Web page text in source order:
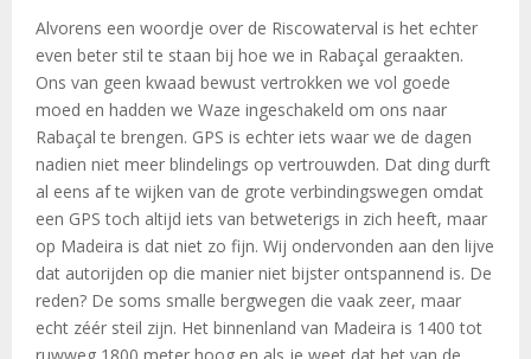
Alvorens een woordje over de Riscowaterval is het echter
even beter stil te staan bij hoe we in Rabaçal geraakten.
Ons van geen kwaad bewust vertrokken we vol goede
moed en hadden we Waze ingeschakeld om ons naar
Rabaçal te brengen. GPS is echter iets waar we de dagen
nadien niet meer blindelings op vertrouwden. Dat ding durft
al eens af te wijken van de grote verbindingswegen omdat
een GPS toch altijd iets van betweterigs in zich heeft, maar
op Madeira is dat niet zo fijn. Wij ondervonden aan den lijve
dat autorijden op die manier niet bijster ontspannend is. De
reden? De soms smalle bergwegen die vaak zeer, maar
echt zéér steil zijn. Het binnenland van Madeira is 1400 tot
ruwweg 1800 meter hoog en als je weet dat het van de